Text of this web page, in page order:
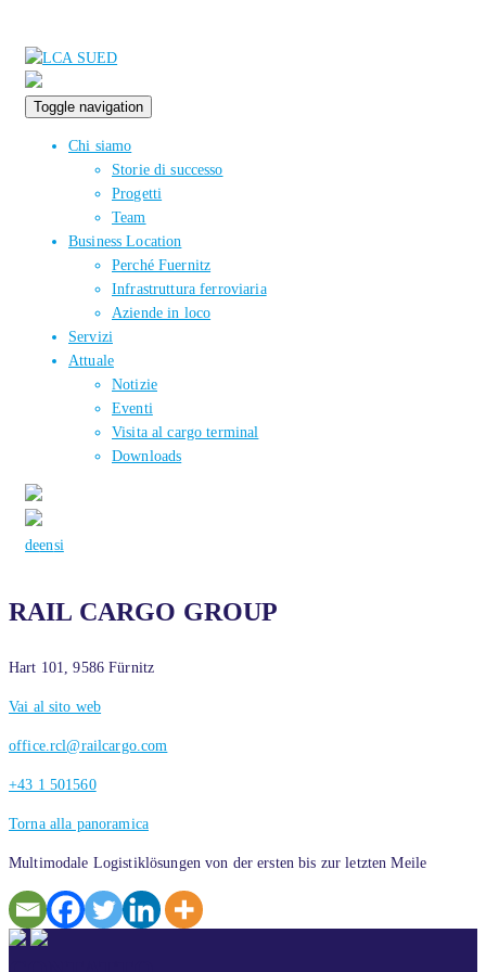
Toggle navigation
Chi siamo
Storie di successo
Progetti
Team
Business Location
Perché Fuernitz
Infrastruttura ferroviaria
Aziende in loco
Servizi
Attuale
Notizie
Eventi
Visita al cargo terminal
Downloads
deensi
RAIL CARGO GROUP
Hart 101, 9586 Fürnitz
Vai al sito web
office.rcl@railcargo.com
+43 1 501560
Torna alla panoramica
Multimodale Logistiklösungen von der ersten bis zur letzten Meile